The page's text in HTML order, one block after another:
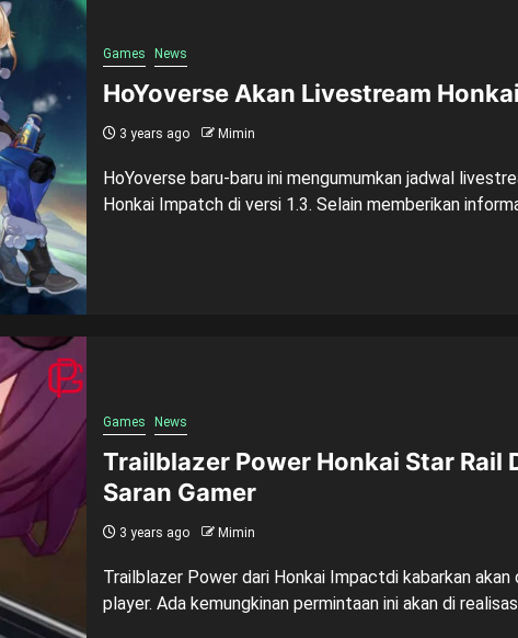
Games News
HoYoverse Akan Livestream
3 years ago Mimin
HoYoverse baru-baru ini mengumumkan jadwal
Honkai Impatch di versi 1.3. Selain memberikan
Games News
Trailblazer Power Honkai Star Rail
Saran Gamer
3 years ago Mimin
Trailblazer Power dari Honkai Impactdi kabarkan
player. Ada kemungkinan permintaan ini akan di